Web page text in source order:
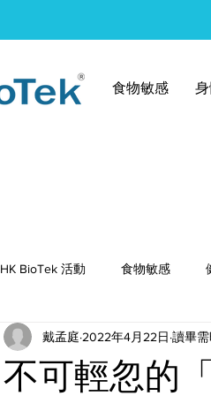
食物敏感
HK BioTek 活動 食物敏感
不可輕忽的
戴孟庭 2022年4月22日 讀畢